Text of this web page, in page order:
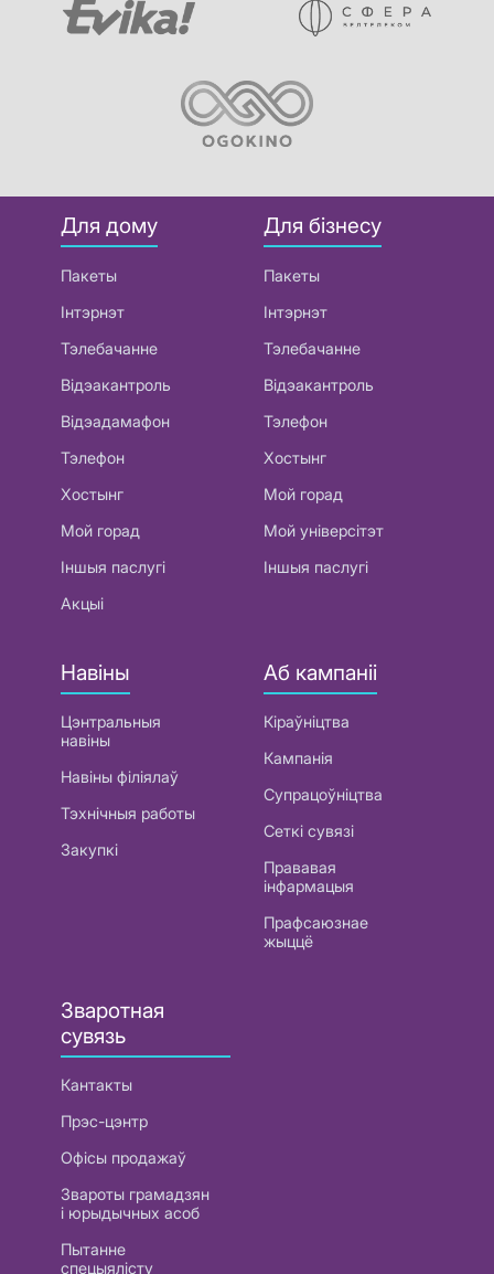
Для дому
Пакеты
Інтэрнэт
Тэлебачанне
Відэакантроль
Відэадамафон
Тэлефон
Хостынг
Мой горад
Іншыя паслугі
Акцыі
Для бізнесу
Пакеты
Інтэрнэт
Тэлебачанне
Відэакантроль
Тэлефон
Хостынг
Мой горад
Мой універсітэт
Іншыя паслугі
Навіны
Цэнтральныя
навіны
Навіны філіялаў
Тэхнічныя работы
Закупкі
Аб кампаніі
Кіраўніцтва
Кампанія
Супрацоўніцтва
Сеткі сувязі
Прававая
інфармацыя
Прафсаюзнае
жыццё
Зваротная
сувязь
Кантакты
Прэс-цэнтр
Офісы продажаў
Звароты грамадзян
і юрыдычных асоб
Пытанне
спецыялісту